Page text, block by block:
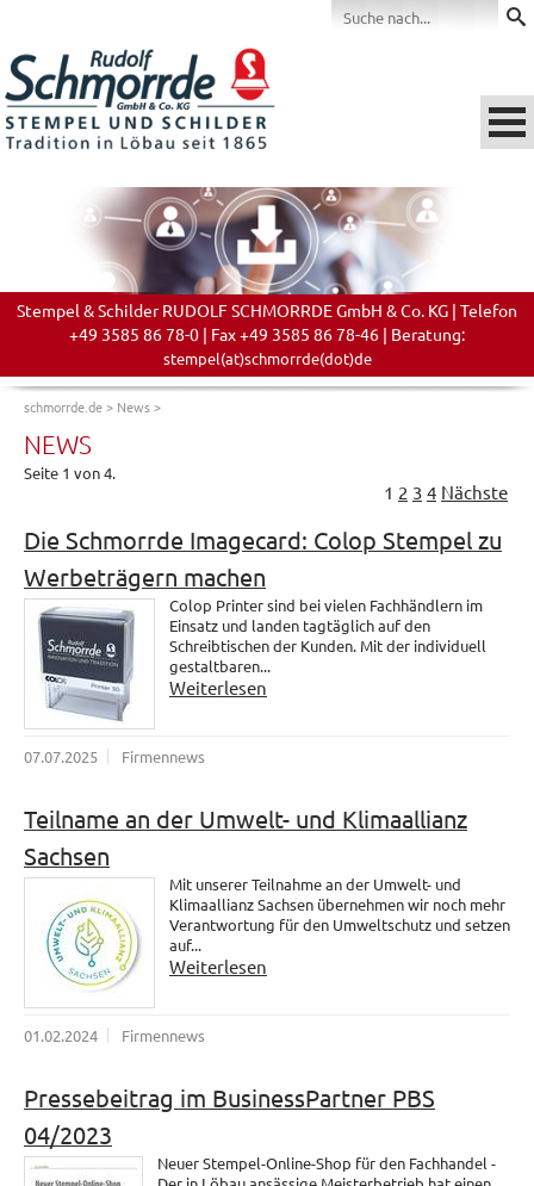
Stempel & Schilder RUDOLF SCHMORRDE GmbH & Co. KG | Telefon
+49 3585 86 78-0 | Fax +49 3585 86 78-46 | Beratung:
stempel(at)schmorrde(dot)de
schmorrde.de> News>
NEWS
Seite 1 von 4.
1 2 3 4 Nächste
Die Schmorrde Imagecard: Colop Stempel zu
Werbeträgern machen
Colop Printer sind bei vielen Fachhändlern im
Einsatz und landen tagtäglich auf den
Schreibtischen der Kunden. Mit der individuell
gestaltbaren...
Weiterlesen
07.07.2025 Firmennews
Teilname an der Umwelt- und Klimaallianz
Sachsen
Mit unserer Teilnahme an der Umwelt- und
Klimaallianz Sachsen übernehmen wir noch mehr
Verantwortung für den Umweltschutz und setzen
auf...
Weiterlesen
01.02.2024 Firmennews
Pressebeitrag im BusinessPartner PBS
04/2023
Neuer Stempel-Online-Shop für den Fachhandel -